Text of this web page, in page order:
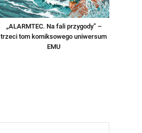
„ALARMTEC. Na fali przygody” –
trzeci tom komiksowego uniwersum
EMU